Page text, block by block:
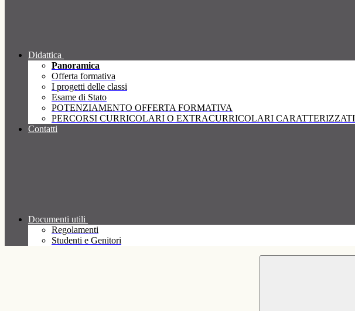
Didattica
Panoramica
Offerta formativa
I progetti delle classi
Esame di Stato
POTENZIAMENTO OFFERTA FORMATIVA
PERCORSI CURRICOLARI O EXTRACURRICOLARI
Contatti
Documenti utili
Regolamenti
Studenti e Genitori